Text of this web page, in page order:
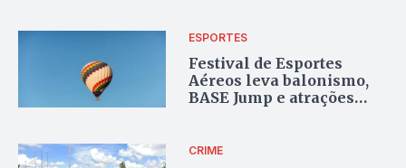
ESPORTES
Festival de Esportes
Aéreos leva balonismo,
BASE Jump e atrações
CRIME